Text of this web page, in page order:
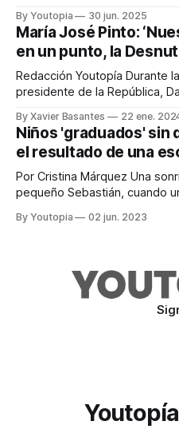
By Youtopia 30 jun. 2025
María José Pinto:
en un punto, la
Redacción Youtopía Durante la administración del
presidente de la República,
punto adicional a la cifra vigente. Así lo
secretaria Técnica de
Infantil, María José Pinto. “La
By Xavier Basantes 22 ene.
Niños 'graduados'
el resultado de una
Por Cristina Márquez Una sonrisa se dibujó en el rostro del
pequeño Sebastián, cuando
desnutrición crónica infantil“. El pequeño, oriundo de
By Youtopia 02 jun. 2023